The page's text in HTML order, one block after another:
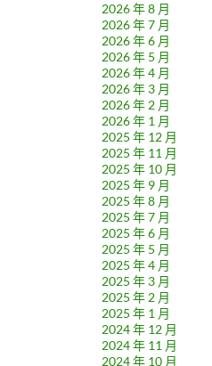
2026 年 8 月
2026 年 7 月
2026 年 6 月
2026 年 5 月
2026 年 4 月
2026 年 3 月
2026 年 2 月
2026 年 1 月
2025 年 12 月
2025 年 11 月
2025 年 10 月
2025 年 9 月
2025 年 8 月
2025 年 7 月
2025 年 6 月
2025 年 5 月
2025 年 4 月
2025 年 3 月
2025 年 2 月
2025 年 1 月
2024 年 12 月
2024 年 11 月
2024 年 10 月